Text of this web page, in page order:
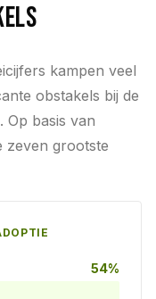
kampen veel
obstakels bij de
Op basis van
zeven grootste
54%